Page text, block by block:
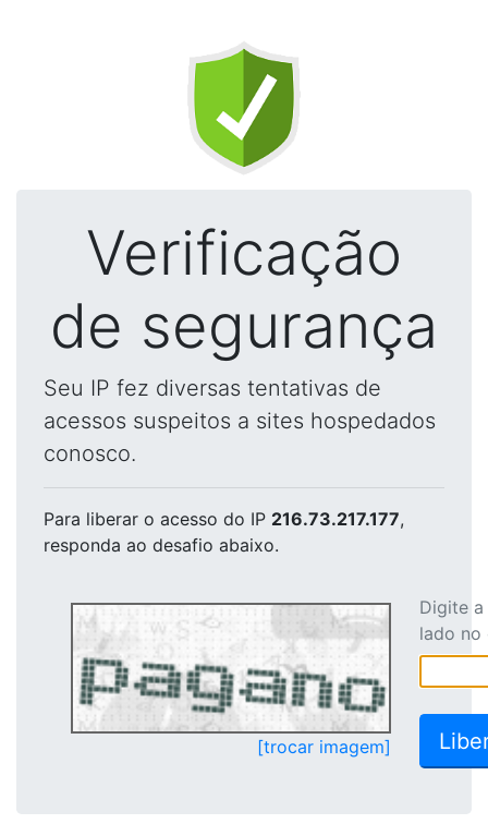
Verificação
de segurança
Seu IP fez diversas tentativas de
acessos suspeitos a sites hospedados
conosco.
Para liberar o acesso do IP 216.73.217.177,
responda ao desafio abaixo.
[trocar imagem]
Digite
lado no